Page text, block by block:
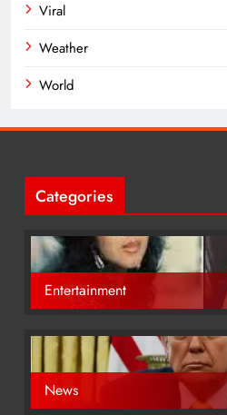
Viral
Weather
World
Categories
Entertainment
News